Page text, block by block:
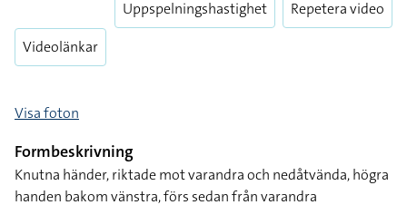
Videolänkar
Uppspelningshastighet Repetera video
Visa foton
Formbeskrivning
Knutna händer, riktade mot varandra och nedåtvända, högra
handen bakom vänstra, förs sedan från varandra